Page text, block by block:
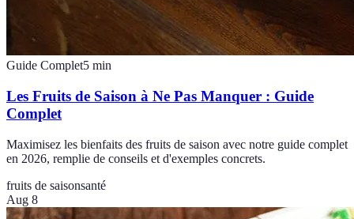
Guide Complet5 min
Les Fruits de Saison à Ne Pas Manquer : Guide
Complet
Maximisez les bienfaits des fruits de saison avec notre guide complet
en 2026, remplie de conseils et d'exemples concrets.
fruits de saisonsanté
Aug 8